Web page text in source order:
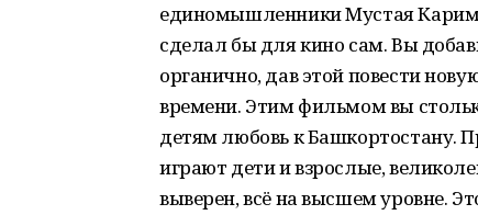
единомышленники Мустая
сделал бы для кино сам. Вы
органично, дав этой повести
времени. Этим фильмом вы
детям любовь к Башкортостану.
играют дети и взрослые,
выверен, всё на высшем уровне.